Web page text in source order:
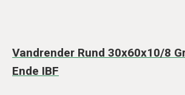
Vandrender Rund 30x60x10/8
Ende IBF